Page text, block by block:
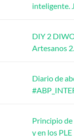
inteligente.
DIY 2
Artesanos
Diario de
Principio de
y en los PLE